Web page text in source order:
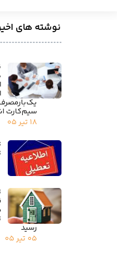
نوشته های
سیم‌کارت
۱۸ تیر ۰۵
رسید
۰۵ تیر ۰۵